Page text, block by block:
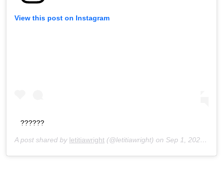
View this post on Instagram
??????
A post shared by letitiawright (@letitiawright) on Sep 1, 2020 at 5:17pm PDT